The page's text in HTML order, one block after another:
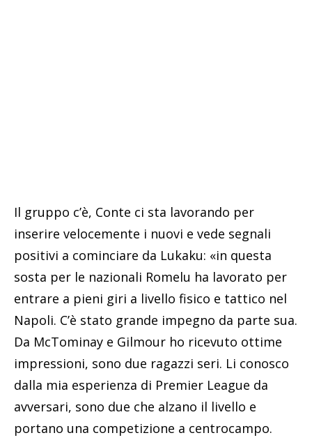
Il gruppo c’è, Conte ci sta lavorando per
inserire velocemente i nuovi e vede segnali
positivi a cominciare da Lukaku: «in questa
sosta per le nazionali Romelu ha lavorato per
entrare a pieni giri a livello fisico e tattico nel
Napoli. C’è stato grande impegno da parte sua.
Da McTominay e Gilmour ho ricevuto ottime
impressioni, sono due ragazzi seri. Li conosco
dalla mia esperienza di Premier League da
avversari, sono due che alzano il livello e
portano una competizione a centrocampo.